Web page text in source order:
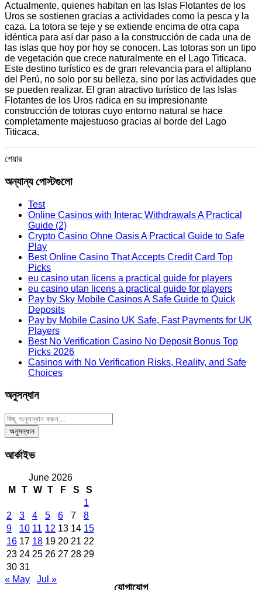
Actualmente, quienes habitan en las Islas Flotantes de los
Uros se sostienen gracias a actividades como la pesca y la
caza. La totora se teje y se extiende encima de otra capa
idéntica para así dar paso a la construcción de cada una de
las islas que hoy por hoy se conocen. Las totoras son un tipo
de vegetación que crece naturalmente en el Lago Titicaca.
Este destino turístico es de gran relevancia para el altiplano
del Perú, no solo por su belleza, sino por las actividades que
se pueden realizar. El gran atractivo turístico de las Islas
Flotantes de los Uros radica en su impresionante
construcción de totoras cuyo entorno natural se hace
completamente majestuoso gracias al borde del Lago
Titicaca.
শেয়ার
অন্যান্য পোস্টগুলো
Test
Online Casinos with Interac Withdrawals A Practical
Guide (2)
Crypto Casino Ohne Oasis A Practical Guide to Safe
Play
Best Online Casino That Accepts Credit Card Top
Picks
eu casino utan licens a practical guide for players
eu casino utan licens a practical guide for players
Pay by Sky Mobile Casinos A Safe Guide to Quick
Deposits
Pay by Mobile Casino UK Safe, Fast Payments for UK
Players
Best No Verification Casino No Deposit Bonus Top
Picks 2026
Casinos with No Verification Risks, Reality, and Safe
Choices
অনুসন্ধান
আর্কাইভ
June 2026
M
T W T F S
S
1
2
3 4 5 6 7
8
9
10 11 12 13 14 15
16 17 18 19 20 21 22
23 24 25 26 27 28 29
30 31
« May
Jul »
যোগাযোগ